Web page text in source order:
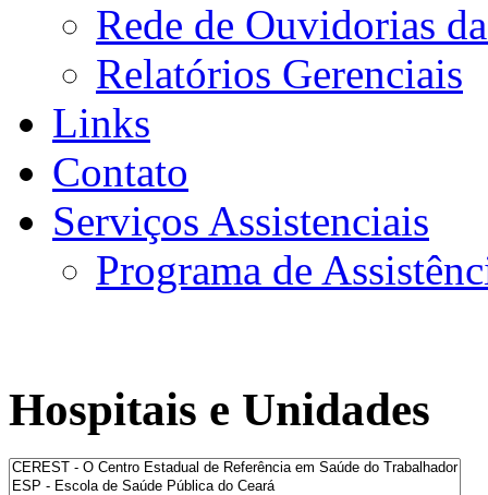
Rede de Ouvidorias
Relatórios Gerenciais
Links
Contato
Serviços Assistenciais
Programa de
Hospitais e Unidades